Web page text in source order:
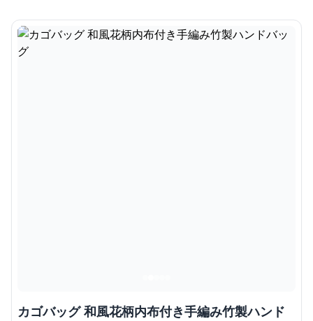
カゴバッグ 和風花柄内布付き手編み竹製ハンド